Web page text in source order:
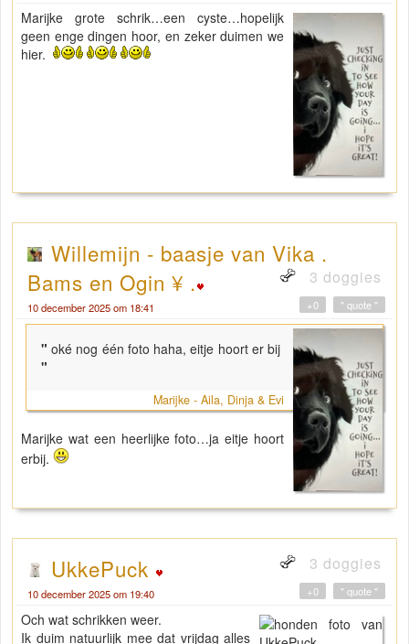
Marijke grote schrik…een cyste…hopelijk
geen enge dingen hoor, en zeker duimen we
hier.
Willemijn - baasje van Vika .
Bams en Ogin ¥ .
3 doggies
10 december 2025 om 18:41 " quote "
+0
"oké nog één foto haha, eitje hoort er bij
"
Marijke - Aila, Dinja & Evi
Marijke wat een heerlijke foto…ja eitje hoort
erbij.
UkkePuck 3 doggies
10 december 2025 om 19:40 " quote "
+0
Och wat schrikken weer.
Ik duim natuurlijk mee dat vrijdag alles